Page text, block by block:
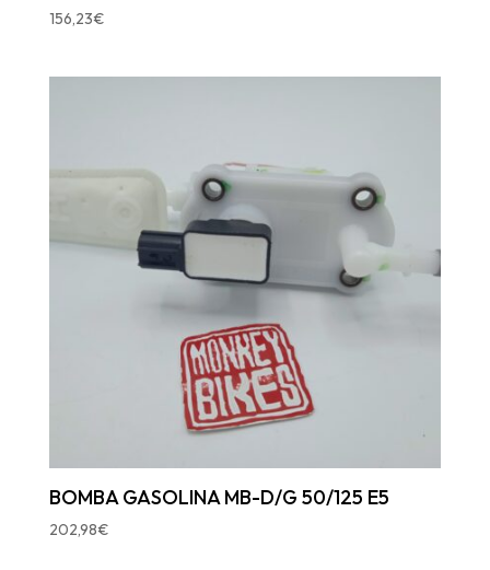
156,23€
BOMBA GASOLINA MB-D/G 50/125 E5
202,98€